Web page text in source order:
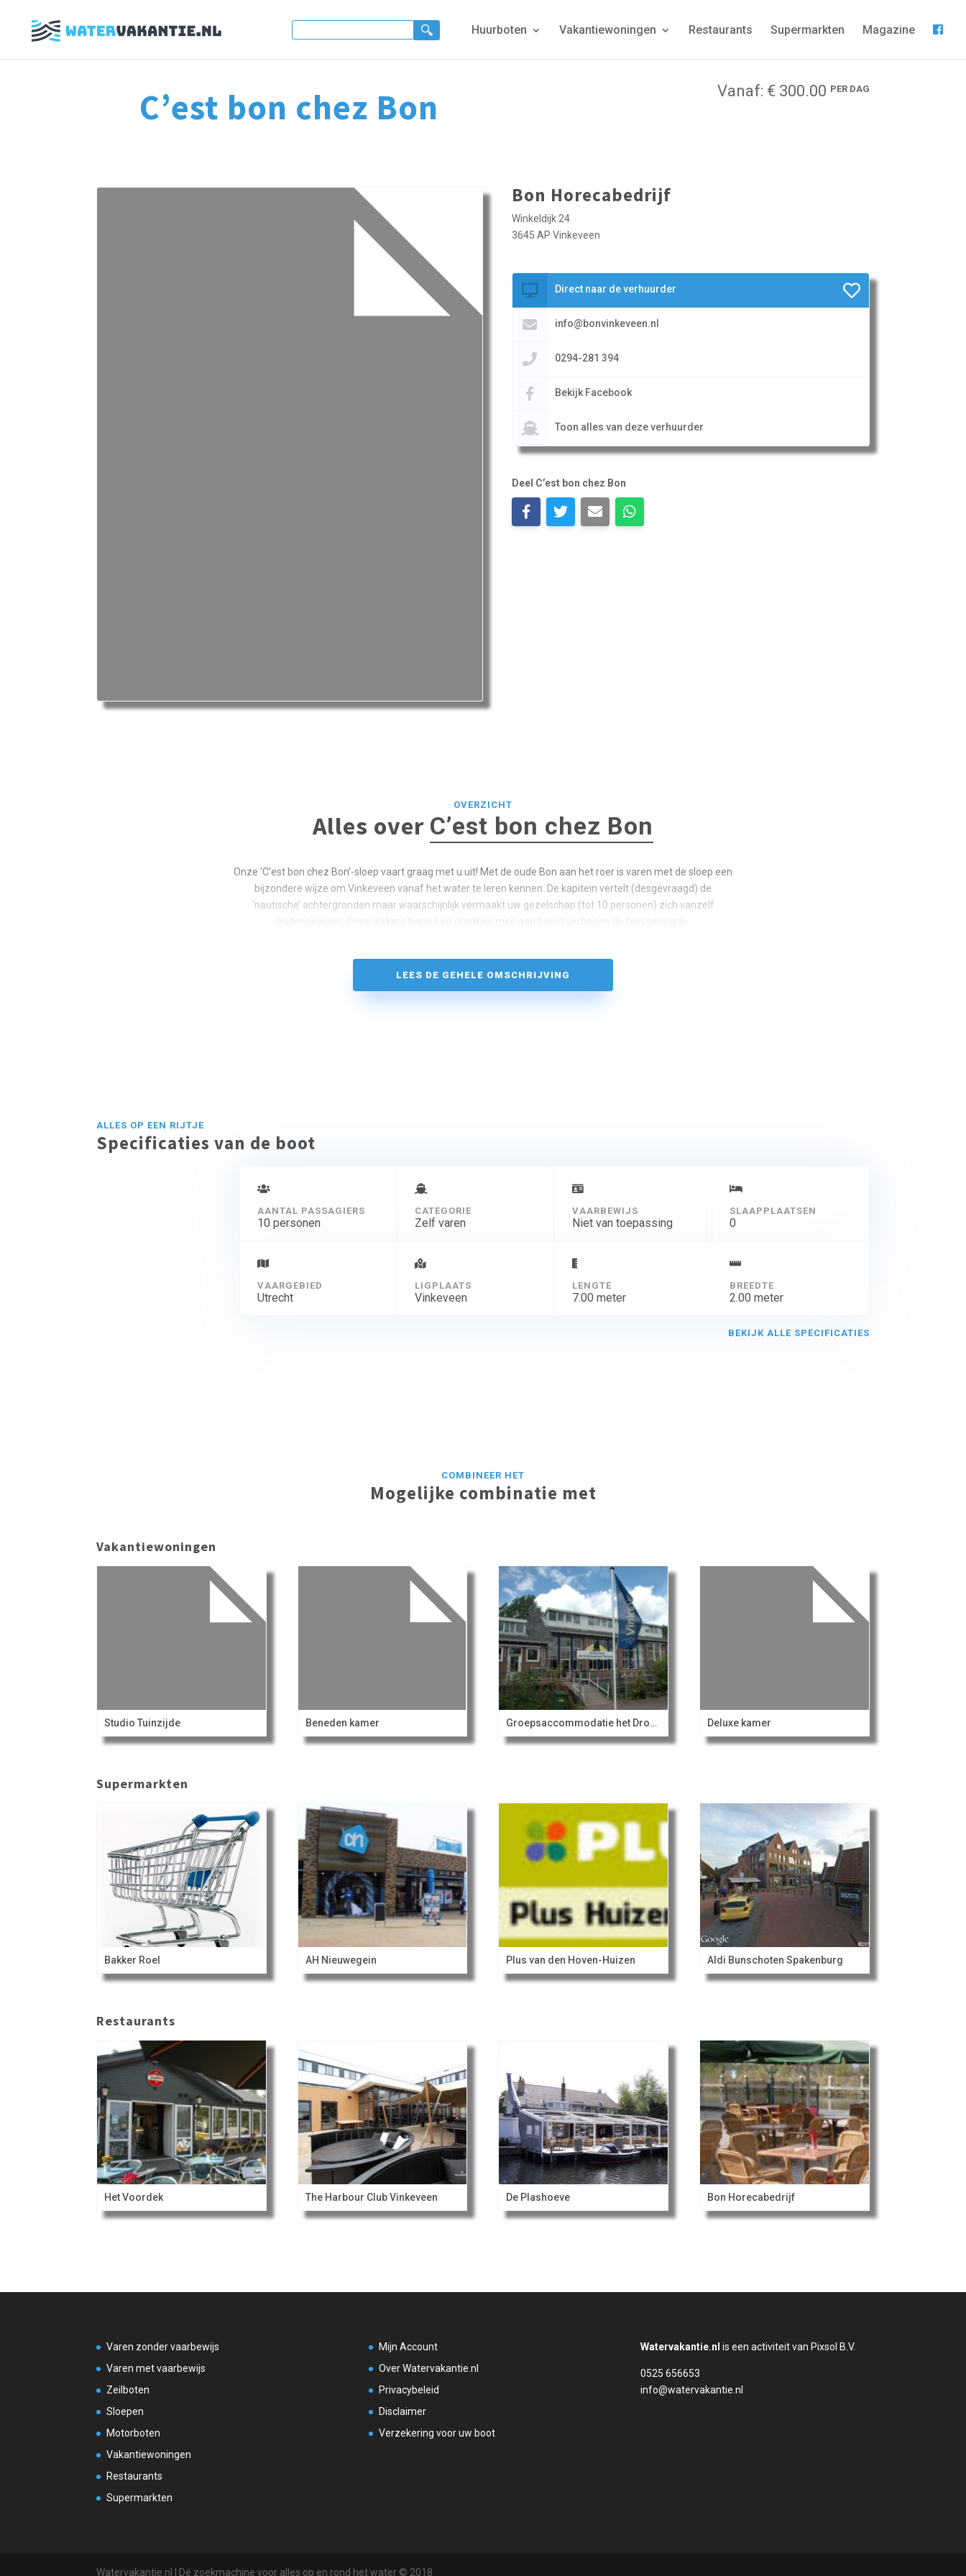
Huurboten Vakantiewoningen Restaurants Supermarkten Magazine
C’est bon chez Bon Vanaf: € 300.00 PER DAG
Bon Horecabedrijf
Winkeldijk 24
3645 AP Vinkeveen
Direct naar de verhuurder
info@bonvinkeveen.nl
0294-281 394
Bekijk Facebook
Toon alles van deze verhuurder
Deel C’est bon chez Bon
OVERZICHT
Alles over C’est bon chez Bon
Onze ‘C’est bon chez Bon’-sloep vaart graag met u uit! Met de oude Bon aan het roer is varen met de sloep een
bijzondere wijze om Vinkeveen vanaf het water te leren kennen. De kapitein vertelt (desgevraagd) de
‘nautische’ achtergronden maar waarschijnlijk vermaakt uw gezelschap (tot 10 personen) zich vanzelf
buitengewoon. Onze lekkere hapjes en drankjes mee aan boord verhogen de feestvreugde.
LEES DE GEHELE OMSCHRIJVING
ALLES OP EEN RIJTJE
Specificaties van de boot
AANTAL PASSAGIERS
10 personen
CATEGORIE
Zelf varen
VAARBEWIJS
Niet van toepassing
SLAAPPLAATSEN
0
VAARGEBIED
Utrecht
LIGPLAATS
Vinkeveen
LENGTE
7.00 meter
BREEDTE
2.00 meter
BEKIJK ALLE SPECIFICATIES
COMBINEER HET
Mogelijke combinatie met
Vakantiewoningen
Studio Tuinzijde Beneden kamer Groepsaccommodatie het Droogdok Deluxe kamer
Supermarkten
Bakker Roel AH Nieuwegein Plus van den Hoven-Huizen Aldi Bunschoten Spakenburg
Restaurants
Het Voordek The Harbour Club Vinkeveen De Plashoeve Bon Horecabedrijf
Varen zonder vaarbewijs
Varen met vaarbewijs
Zeilboten
Sloepen
Motorboten
Vakantiewoningen
Restaurants
Supermarkten
Mijn Account
Over Watervakantie.nl
Privacybeleid
Disclaimer
Verzekering voor uw boot
Watervakantie.nl is een activiteit van Pixsol B.V.
0525 656653
info@watervakantie.nl
Watervakantie.nl | Dé zoekmachine voor alles op en rond het water © 2018